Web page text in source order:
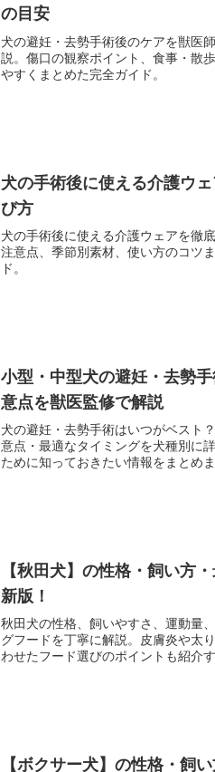
の目安
犬の避妊・去勢手術後のケアを獣医
説。傷口の観察ポイント、食事・散
やすくまとめた完全ガイド。
犬の手術後に使える介護ウ
び方
犬の手術後に使える介護ウェアを徹
注意点、季節別素材、使い方のコツ
ド。
小型・中型犬の避妊・去勢
意点を獣医監修で解説
犬の避妊・去勢手術はいつがベスト
意点・最適なタイミングを犬種別に
ために知っておきたい情報をまとめま
【秋田犬】の性格・飼い方
新版！
秋田犬の性格、飼いやすさ、運動量
グフードを丁寧に解説。皮膚炎や太
わせたフード選びのポイントも紹介
【ボクサー犬】の性格・飼